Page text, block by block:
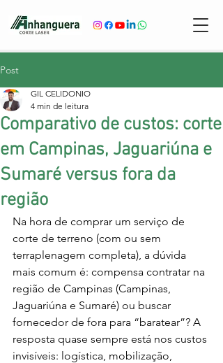
Post
Comparativo de custos: corte
em Campinas, Jaguariúna e
Sumaré versus fora da
região
GIL CELIDONIO
4 min de leitura
Na hora de comprar um serviço de
corte de terreno (com ou sem
terraplenagem completa), a dúvida
mais comum é: compensa contratar na
região de Campinas (Campinas,
Jaguariúna e Sumaré) ou buscar
fornecedor de fora para “baratear”? A
resposta quase sempre está nos custos
invisíveis: logística, mobilização,